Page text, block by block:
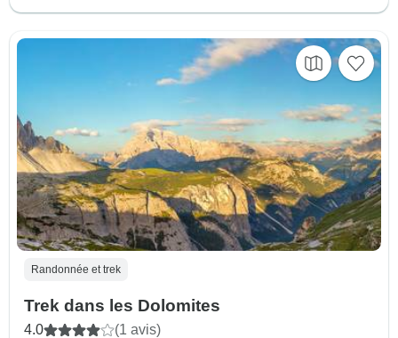
Randonnée et trek
Trek dans les Dolomites
4.0 (1 avis)